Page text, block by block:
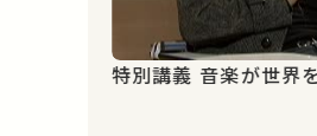
特別講義 音楽が